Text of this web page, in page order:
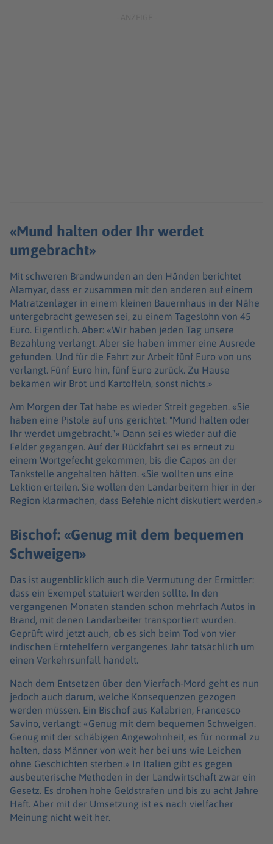
«Mund halten oder Ihr werdet
umgebracht»
Mit schweren Brandwunden an den Händen berichtet
Alamyar, dass er zusammen mit den anderen auf einem
Matratzenlager in einem kleinen Bauernhaus in der Nähe
untergebracht gewesen sei, zu einem Tageslohn von 45
Euro. Eigentlich. Aber: «Wir haben jeden Tag unsere
Bezahlung verlangt. Aber sie haben immer eine Ausrede
gefunden. Und für die Fahrt zur Arbeit fünf Euro von uns
verlangt. Fünf Euro hin, fünf Euro zurück. Zu Hause
bekamen wir Brot und Kartoffeln, sonst nichts.»
Am Morgen der Tat habe es wieder Streit gegeben. «Sie
haben eine Pistole auf uns gerichtet: "Mund halten oder
Ihr werdet umgebracht."» Dann sei es wieder auf die
Felder gegangen. Auf der Rückfahrt sei es erneut zu
einem Wortgefecht gekommen, bis die Capos an der
Tankstelle angehalten hätten. «Sie wollten uns eine
Lektion erteilen. Sie wollen den Landarbeitern hier in der
Region klarmachen, dass Befehle nicht diskutiert werden.»
Bischof: «Genug mit dem bequemen
Schweigen»
Das ist augenblicklich auch die Vermutung der Ermittler:
dass ein Exempel statuiert werden sollte. In den
vergangenen Monaten standen schon mehrfach Autos in
Brand, mit denen Landarbeiter transportiert wurden.
Geprüft wird jetzt auch, ob es sich beim Tod von vier
indischen Erntehelfern vergangenes Jahr tatsächlich um
einen Verkehrsunfall handelt.
Nach dem Entsetzen über den Vierfach-Mord geht es nun
jedoch auch darum, welche Konsequenzen gezogen
werden müssen. Ein Bischof aus Kalabrien, Francesco
Savino, verlangt: «Genug mit dem bequemen Schweigen.
Genug mit der schäbigen Angewohnheit, es für normal zu
halten, dass Männer von weit her bei uns wie Leichen
ohne Geschichten sterben.» In Italien gibt es gegen
ausbeuterische Methoden in der Landwirtschaft zwar ein
Gesetz. Es drohen hohe Geldstrafen und bis zu acht Jahre
Haft. Aber mit der Umsetzung ist es nach vielfacher
Meinung nicht weit her.